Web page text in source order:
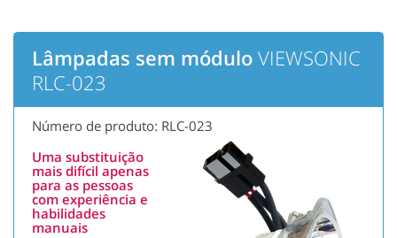
Lâmpadas sem módulo VIEWSONIC
RLC-023
Número de produto: RLC-023
Uma substituição
mais difícil apenas
para as pessoas
com experiência e
habilidades
manuais